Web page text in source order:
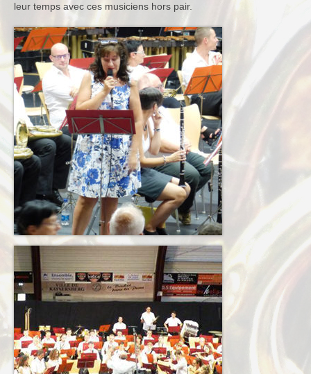
Calendrier
Blog
Terkabrass
Historique
Direction
Répertoire Musical
Blog
Contact
leur temps avec ces musiciens hors pair.